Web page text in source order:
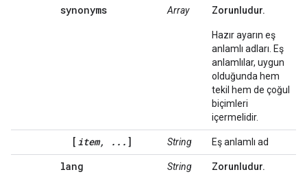
synonyms Array Zorunludur.
Hazır ayarın eş
anlamlı adları. Eş
anlamlılar, uygun
olduğunda hem
tekil hem de çoğul
biçimleri
içermelidir.
[ item, ... ] String Eş anlamlı ad
lang String Zorunludur.